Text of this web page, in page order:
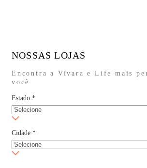
NOSSAS LOJAS
Encontra a Vivara e Life mais
você
Estado *
Cidade *